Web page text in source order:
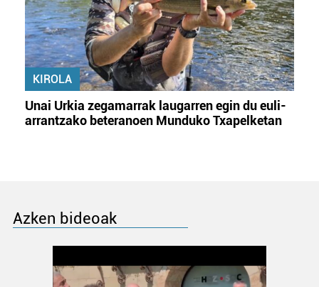
KIROLA
Unai Urkia zegamarrak laugarren egin du euli-
arrantzako beteranoen Munduko Txapelketan
Azken bideoak